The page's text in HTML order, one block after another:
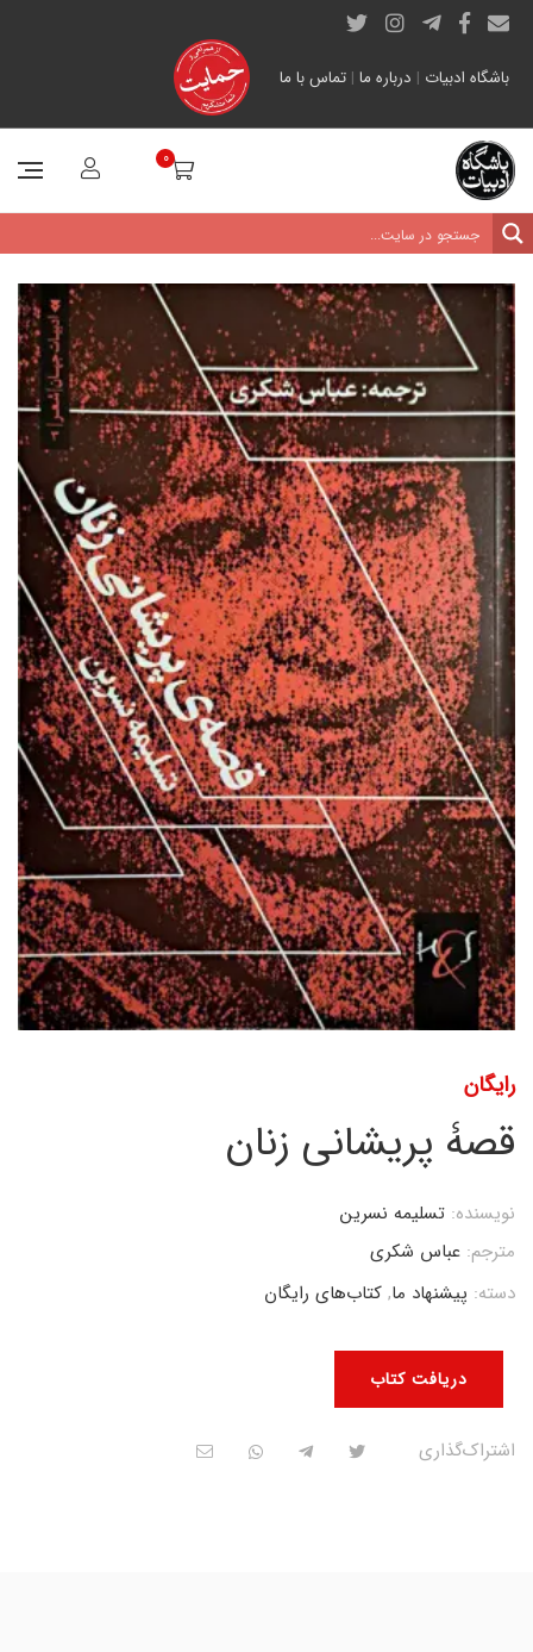
باشگاه ادبیات | درباره ما | تماس با ما
0
رایگان
قصۀ پریشانی زنان
دریافت کتاب
نویسنده: تسلیمه نسرین
مترجم: عباس شکری
دسته: پیشنهاد ما, کتاب‌های رایگان
اشتراک‌گذاری